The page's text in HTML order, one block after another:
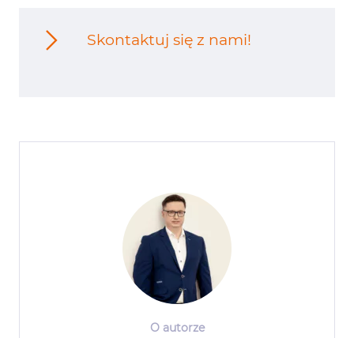
Skontaktuj się z nami!
O autorze